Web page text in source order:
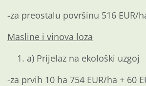
-za preostalu površinu 516 EUR/
Masline i vinova loza
a) Prijelaz na ekološki uzgoj
-za prvih 10 ha 754 EUR/ha + 60